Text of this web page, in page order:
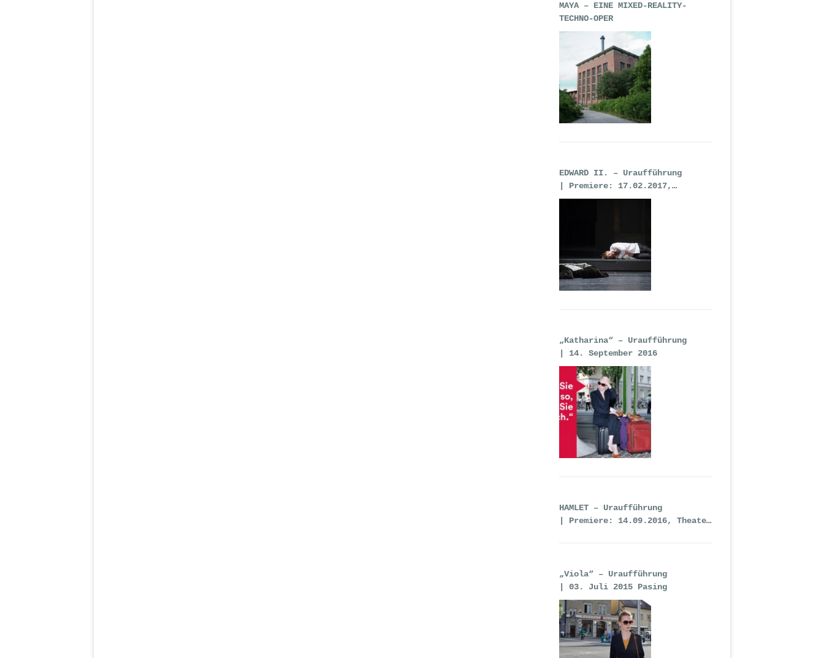
MAYA – EINE MIXED-REALITY-
TECHNO-OPER
EDWARD II. – Uraufführung
| Premiere: 17.02.2017,
Deutsche Oper Berlin
„Katharina“ – Uraufführung
| 14. September 2016
HAMLET – Uraufführung
| Premiere: 14.09.2016, Theater
„Viola“ – Uraufführung
| 03. Juli 2015 Pasing